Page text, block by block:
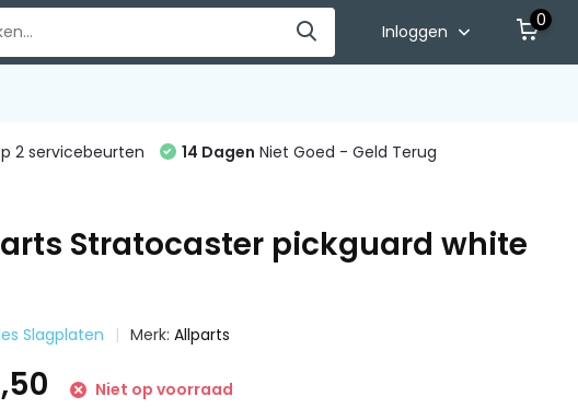
Inloggen
0
2 servicebeurten 14 Dagen Niet Goed - Geld Terug
Stratocaster pickguard white
Slagplaten Merk:Allparts
Niet op voorraad